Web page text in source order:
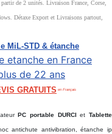
de 2 unités. Livraison France, Corse,
Détaxe Export et Livraisons partout,
MiL-STD & étanche
GRATUITS en Français
PC portable DURCI et Tablette
antichute antivibration, étanche ip